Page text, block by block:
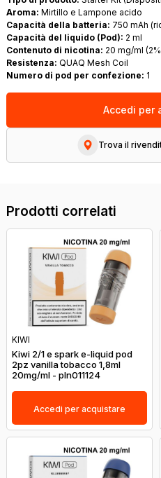
Aroma: Mirtillo e Lampone acido
Capacità della batteria: 750 mAh
Capacità del liquido (Pod): 2 ml
Contenuto di nicotina: 20 mg/ml
Resistenza: QUAQ Mesh Coil
Numero di pod per confezione: 1
Accedi per
Trova il
Prodotti correlati
KIWI
Kiwi 2/1 e spark e-liquid pod
2pz vanilla tobacco 1,8ml
20mg/ml - pln011124
Accedi per acquistare